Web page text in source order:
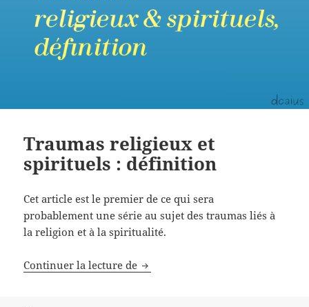
Traumas religieux et
spirituels : définition
Cet article est le premier de ce qui sera
probablement une série au sujet des traumas liés à
la religion et à la spiritualité.
Continuer la lecture de Traumas religieux et spirituels :